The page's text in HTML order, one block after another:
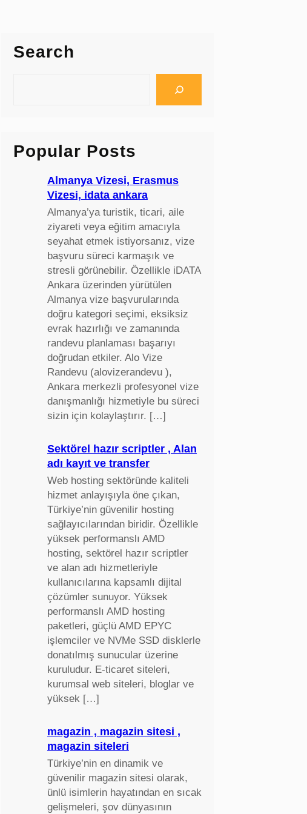
Search
h
Popular Posts
Almanya Vizesi, Erasmus
Vizesi, idata ankara
Almanya’ya turistik, ticari, aile
ziyareti veya eğitim amacıyla
seyahat etmek istiyorsanız, vize
başvuru süreci karmaşık ve
stresli görünebilir. Özellikle iDATA
Ankara üzerinden yürütülen
Almanya vize başvurularında
doğru kategori seçimi, eksiksiz
evrak hazırlığı ve zamanında
randevu planlaması başarıyı
doğrudan etkiler. Alo Vize
Randevu (alovizerandevu ),
Ankara merkezli profesyonel vize
danışmanlığı hizmetiyle bu süreci
sizin için kolaylaştırır. […]
Sektörel hazır scriptler , Alan
adı kayıt ve transfer
Web hosting sektöründe kaliteli
hizmet anlayışıyla öne çıkan,
Türkiye’nin güvenilir hosting
sağlayıcılarından biridir. Özellikle
yüksek performanslı AMD
hosting, sektörel hazır scriptler
ve alan adı hizmetleriyle
kullanıcılarına kapsamlı dijital
çözümler sunuyor. Yüksek
performanslı AMD hosting
paketleri, güçlü AMD EPYC
işlemciler ve NVMe SSD disklerle
donatılmış sunucular üzerine
kuruludur. E-ticaret siteleri,
kurumsal web siteleri, bloglar ve
yüksek […]
magazin , magazin sitesi ,
magazin siteleri
Türkiye’nin en dinamik ve
güvenilir magazin sitesi olarak,
ünlü isimlerin hayatından en sıcak
gelişmeleri, şov dünyasının